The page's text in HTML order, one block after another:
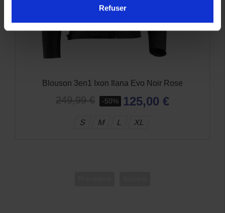
Refuser
Blouson 3en1 Ixon Ilana Evo Noir Rose
249,99 € -50% 125,00 €
S M L XL